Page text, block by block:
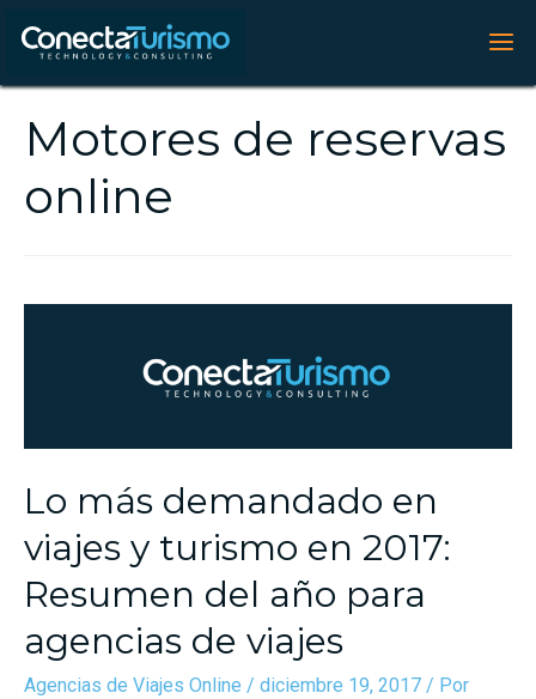
Motores de reservas
online
Lo más demandado en
viajes y turismo en 2017:
Resumen del año para
agencias de viajes
Agencias de Viajes Online / diciembre 19, 2017 / Por